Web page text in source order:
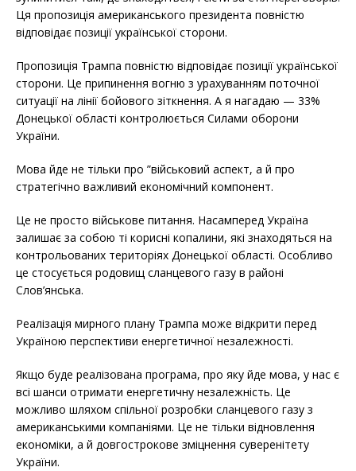
k
Ця пропозиція американського президента повністю
відповідає позиції української сторони.
Пропозиція Трампа повністю відповідає позиції української
сторони. Це припинення вогню з урахуванням поточної
ситуації на лінії бойового зіткнення. А я нагадаю — 33%
Донецької області контролюється Силами оборони
України.
Мова йде не тільки про ”військовий аспект, а й про
стратегічно важливий економічний компонент.
Це не просто військове питання. Насамперед Україна
залишає за собою ті корисні копалини, які знаходяться на
контрольованих територіях Донецької області. Особливо
це стосується родовищ сланцевого газу в районі
Слов’янська.
Реалізація мирного плану Трампа може відкрити перед
Україною перспективи енергетичної незалежності.
Якщо буде реалізована програма, про яку йде мова, у нас є
всі шанси отримати енергетичну незалежність. Це
можливо шляхом спільної розробки сланцевого газу з
американськими компаніями. Це не тільки відновлення
економіки, а й довгострокове зміцнення суверенітету
України.